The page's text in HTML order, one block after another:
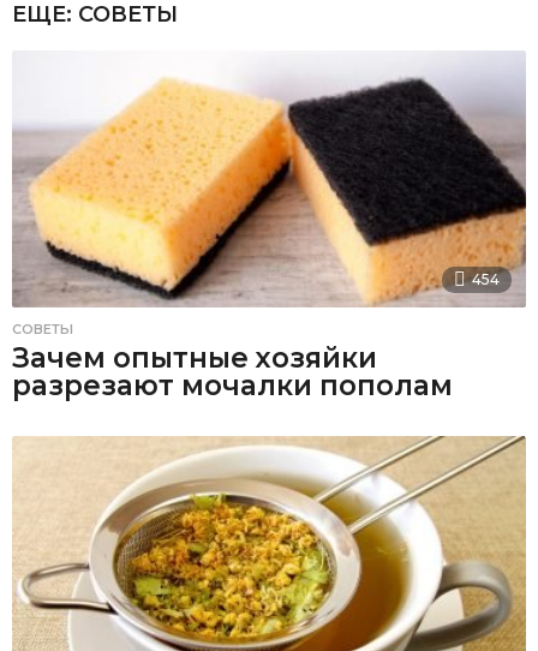
ЕЩЕ: СОВЕТЫ
454
СОВЕТЫ
Зачем опытные хозяйки
разрезают мочалки пополам